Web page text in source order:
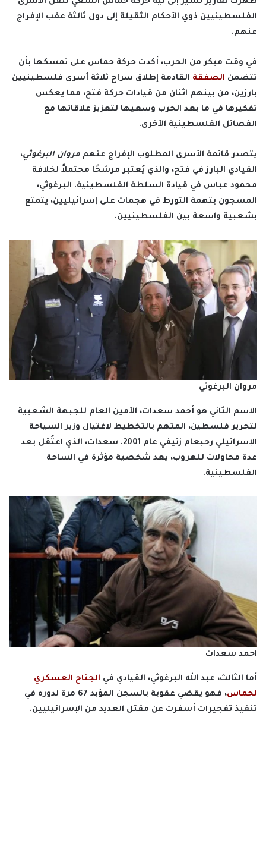
الفلسطينيين ذوي الأحكام الثقيلة إلى دول ثالثة عقب الإفراج
عنهم.
في وقت مبكر من الحرب، أكدت حركة حماس على تمسكها بأن
تتضمن الصفقة القادمة إطلاق سراح ثلاثة أسرى فلسطينيين
بارزين، من بينهم اثنان من قيادات حركة فتح، مما يعكس
تفكيرها في ما بعد الحرب وسعيها لتعزيز علاقاتها مع
الفصائل الفلسطينية الأخرى.
يتصدر قائمة الأسرى المطلوب الإفراج عنهم مروان البرغوثي،
القيادي البارز في فتح، والذي يُعتبر مرشحًا محتملاً لخلافة
محمود عباس في قيادة السلطة الفلسطينية. البرغوثي،
المسجون بتهمة التورط في هجمات على إسرائيليين، يتمتع
بشعبية واسعة بين الفلسطينيين.
مروان البرغوثي
الاسم الثاني هو أحمد سعدات، الأمين العام للجبهة الشعبية
لتحرير فلسطين، المتهم بالتخطيط لاغتيال وزير السياحة
الإسرائيلي رحبعام زئيفي عام 2001. سعدات، الذي اعتُقل بعد
عدة محاولات للهروب، يعد شخصية مؤثرة في الساحة
الفلسطينية.
احمد سعدات
أما الثالث، عبد الله البرغوثي، القيادي في الجناح العسكري
لحماس
، فهو يقضي عقوبة بالسجن المؤبد 67 مرة لدوره في
تنفيذ تفجيرات أسفرت عن مقتل العديد من الإسرائيليين.